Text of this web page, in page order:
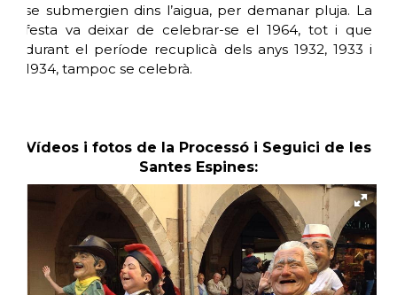
se submergien dins l’aigua, per demanar pluja. La
festa va deixar de celebrar-se el 1964, tot i que
durant el període recuplicà dels anys 1932, 1933 i
1934, tampoc se celebrà.
Vídeos i fotos de la Processó i Seguici de les
Santes Espines: